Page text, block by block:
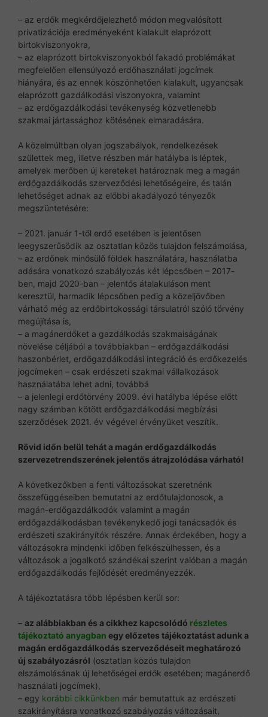
– az erdők megkérdőjelezhető módon megvalósított
privatizációja eredményeként kialakult elaprózott
birtokviszonyokra,
– az elaprózott birtokviszonyokból fakadó problémákat
megfelelően ellensúlyozó erdőhasználati jogcímek
hiányára, és az ennek köszönhetően kialakult, ugyancsak
elaprózott gazdálkodási viszonyokra, valamint
– az erdőgazdálkodási tevékenység közvetlenebb
szakmai jártassághoz kötésének elmaradására.
A közelmúltban olyan jogszabályok, rendelkezések
születtek meg, illetve részben már hatályba is léptek,
amelyek merőben új kereteket határoznak meg a magán
erdőgazdálkodás szerveződési lehetőségeire, és talán
lehetőséget adnak az előbbi akadályozó tényezők
megszüntetésére:
– 2021. január 1-től erdő esetében is jelentősen
leegyszerűsödik az osztatlan közös tulajdon felszámolása,
– az erdőnek minősülő földek használatára, használatba
adására vonatkozó szabályozás két lépcsőben – 2017-
ben, majd 2020-ban – jelentős átalakuláson ment
keresztül, harmadik lépcsőben pedig a közeljövőben
várható még az erdőbirtokossági társulatról szóló törvény
megújítása is,
– a magánerdőket a gazdálkodás szakmaiságának
növelése céljából a továbbiakban – erdőgazdálkodási
haszonbérlet, erdőgazdálkodási integráció és erdőkezelés
jogcímeken – csak erdészeti szakmai vállalkozások
használatába lehet adni, továbbá
– a jelenlegi erdőtörvény 2009. évi hatályba lépése előtt
nagy számban kötött erdőgazdálkodási megbízási
szerződések 2021. év végével érvényüket veszítik.
Rövid időn belül tehát a magán erdőgazdálkodás
szervezetrendszerének jelentős átrajzolódása várható!
A következőkben a fenti változásokat szeretnénk
összefüggéseiben bemutatni az erdőtulajdonosok, a
magán-erdőgazdálkodók valamint a magán
erdőgazdálkodásban tevékenykedő jogi tanácsadók és
erdészeti szakirányítók részére. Annak érdekében, hogy a
változásokra mindenki időben felkészülhessen, és a
változások a jogalkotó szándékai szerint valóban a magán
erdőgazdálkodás fejlődését eredményezzék.
A tájékoztatásra több lépésben kerül sor:
– az alábbiakban és a cikkhez kapcsolódó részletes
tájékoztató anyagban egy előzetes tájékoztatást adunk a
magán erdőgazdálkodás szerveződéseit meghatározó
új szabályozásról (osztatlan közös tulajdon
elszámolásának új lehetőségei erdők esetében; magánerdő
használati jogcímek),
– egy korábbi cikkünkben már bemutattuk az erdészeti
szakirányításra vonatkozó szabályozás változásait,